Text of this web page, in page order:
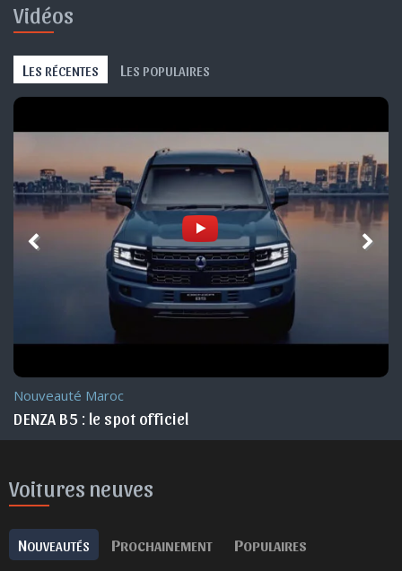
Vidéos
L ES RÉCENTES L ES POPULAIRES
Nouveauté Maroc
DENZA B8 : le spot officiel
Voitures neuves
NOUVEAUTÉS PROCHAINEMENT POPULAIRES